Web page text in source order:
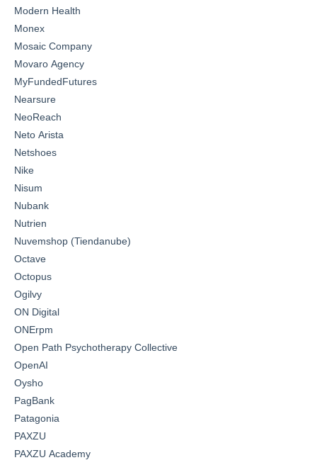
Modern Health
Monex
Mosaic Company
Movaro Agency
MyFundedFutures
Nearsure
NeoReach
Neto Arista
Netshoes
Nike
Nisum
Nubank
Nutrien
Nuvemshop (Tiendanube)
Octave
Octopus
Ogilvy
ON Digital
ONErpm
Open Path Psychotherapy Collective
OpenAI
Oysho
PagBank
Patagonia
PAXZU
PAXZU Academy